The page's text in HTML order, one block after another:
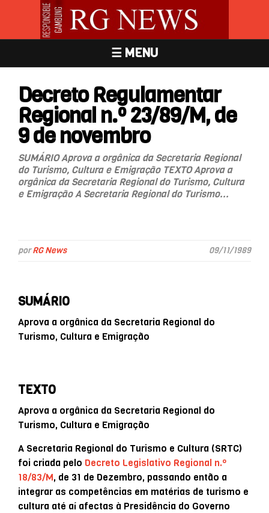
☰ MENU
Decreto Regulamentar
Regional n.º 23/89/M, de
9 de novembro
SUMÁRIO Aprova a orgânica da Secretaria Regional
do Turismo, Cultura e Emigração TEXTO Aprova a
orgânica da Secretaria Regional do Turismo, Cultura
e Emigração A Secretaria Regional do Turismo...
porRG News 09/11/1989
SUMÁRIO
Aprova a orgânica da Secretaria Regional do
Turismo, Cultura e Emigração
TEXTO
Aprova a orgânica da Secretaria Regional do
Turismo, Cultura e Emigração
A Secretaria Regional do Turismo e Cultura (SRTC)
foi criada pelo Decreto Legislativo Regional n.º
18/83/M, de 31 de Dezembro, passando então a
integrar as competências em matérias de turismo e
cultura até aí afectas à Presidência do Governo